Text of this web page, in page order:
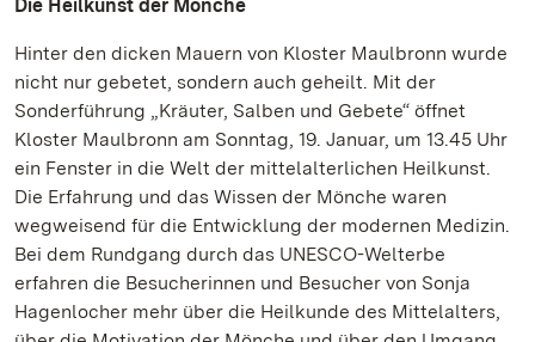
Die Heilkunst der Mönche
Hinter den dicken Mauern von Kloster Maulbronn wurde
nicht nur gebetet, sondern auch geheilt. Mit der
Sonderführung „Kräuter, Salben und Gebete“ öffnet
Kloster Maulbronn am Sonntag, 19. Januar, um 13.45 Uhr
ein Fenster in die Welt der mittelalterlichen Heilkunst.
Die Erfahrung und das Wissen der Mönche waren
wegweisend für die Entwicklung der modernen Medizin.
Bei dem Rundgang durch das UNESCO-Welterbe
erfahren die Besucherinnen und Besucher von Sonja
Hagenlocher mehr über die Heilkunde des Mittelalters,